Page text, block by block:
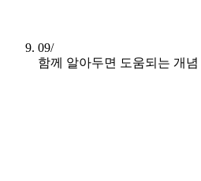
09/
함께 알아두면 도움되는 개념